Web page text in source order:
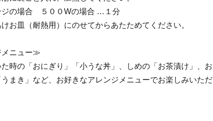
の場合 ５００Wの場合 …１分
お皿（耐熱用）にのせてからあたためてください。
ニュー≫
時の「おにぎり」「小うな丼」、しめの「お茶漬け」、お
まき」など、お好きなアレンジメニューでお楽しみいただ